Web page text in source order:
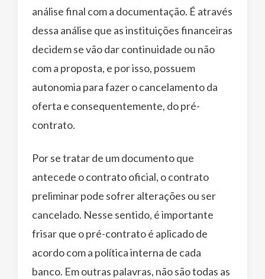
análise final com a documentação. É através
dessa análise que as instituições financeiras
decidem se vão dar continuidade ou não
com a proposta, e por isso, possuem
autonomia para fazer o cancelamento da
oferta e consequentemente, do pré-
contrato.
Por se tratar de um documento que
antecede o contrato oficial, o contrato
preliminar pode sofrer alterações ou ser
cancelado. Nesse sentido, é importante
frisar que o pré-contrato é aplicado de
acordo com a política interna de cada
banco. Em outras palavras, não são todas as